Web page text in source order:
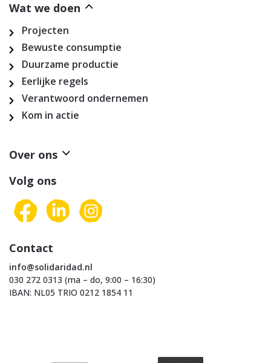
Wat we doen
Projecten
Bewuste consumptie
Duurzame productie
Eerlijke regels
Verantwoord ondernemen
Kom in actie
Over ons
Volg ons
Contact
info@solidaridad.nl
030 272 0313 (ma – do, 9:00 – 16:30)
IBAN: NL05 TRIO 0212 1854 11